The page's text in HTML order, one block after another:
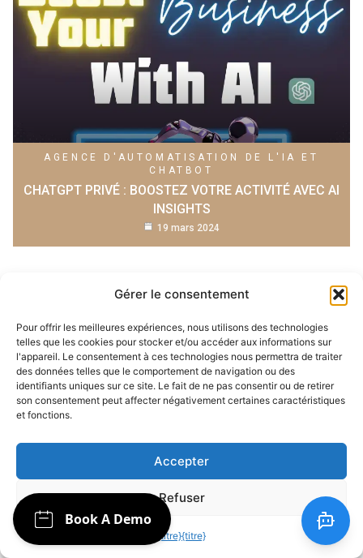
Gérer le consentement
Pour offrir les meilleures expériences, nous utilisons des technologies
telles que les cookies pour stocker et/ou accéder aux informations sur
l'appareil. Le consentement à ces technologies nous permettra de traiter
des données telles que le comportement de navigation ou des
identifiants uniques sur ce site. Le fait de ne pas consentir ou de retirer
son consentement peut affecter négativement certaines caractéristiques
et fonctions.
Accepter
Refuser
{titre}{titre}
AGENCE D'AUTOMATISATION DE L'IA ET
CHATBOT
CHATGPT PRIVÉ : BOOSTEZ VOTRE ACTIVITÉ AVEC AI
INSIGHTS
19 mars 2024
AGENCE D'AUTOMATISATION DE L'IA ET
CHATBOT
BOOSTEZ VOTRE ACTIVITÉ AVEC LES CHATBOTS À
INTELLIGENCE ARTIFICIELLE
28 mars 2024